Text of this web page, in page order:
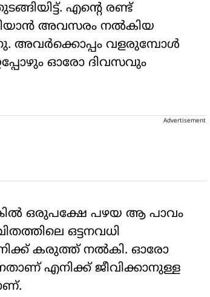
എന്റെ രണ്ട്
അവസരം നൽകിയ
അവർക്കൊപ്പം വളരുമ്പോൾ
ഓരോ ദിവസവും
Advertisement
ഒരുപക്ഷേ പഴയ ആ പാവം
ഒട്ടനവധി
കരുത്ത് നൽകി. ഓരോ
എനിക്ക് ജീവിക്കാനുള്ള